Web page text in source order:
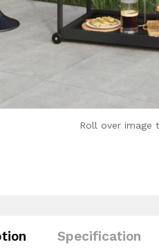
Roll over image
Specification